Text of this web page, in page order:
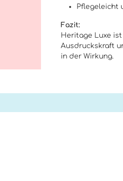
Pflegeleicht
Fazit:
Heritage Luxe
Ausdruckskraft
in der Wirkung.